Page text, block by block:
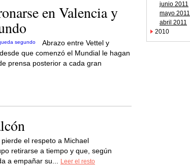
en Valencia y
Abrazo entre Vettel y
que comenzó el Mundial le hagan
prensa posterior a cada gran
pierde el respeto a Michael
retirarse a tiempo y que, según
a empañar su...
Leer el resto
junio 2011
mayo 2011
abril 2011
2010